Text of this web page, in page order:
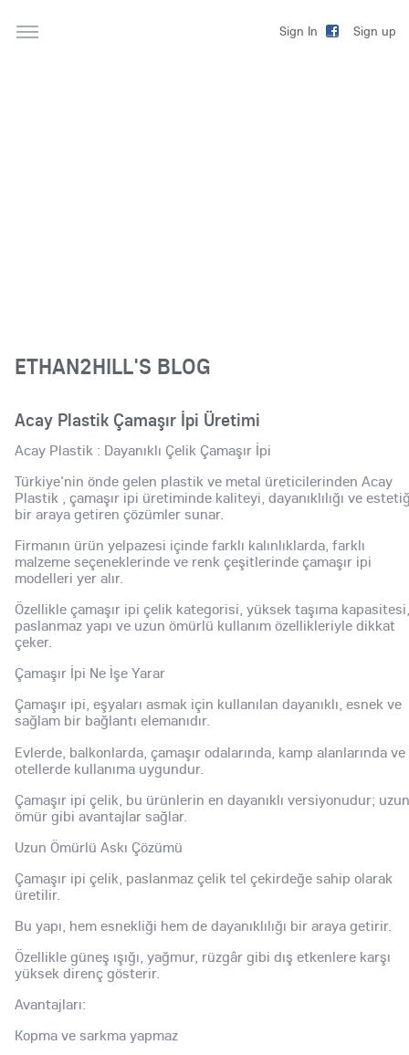
Sign In Sign up
ETHAN2HILL'S BLOG
Acay Plastik Çamaşır İpi Üretimi
Acay Plastik : Dayanıklı Çelik Çamaşır İpi
Türkiye'nin önde gelen plastik ve metal üreticilerinden Acay
Plastik , çamaşır ipi üretiminde kaliteyi, dayanıklılığı ve
bir araya getiren çözümler sunar.
Firmanın ürün yelpazesi içinde farklı kalınlıklarda, farklı
malzeme seçeneklerinde ve renk çeşitlerinde çamaşır ipi
modelleri yer alır.
Özellikle çamaşır ipi çelik kategorisi, yüksek taşıma kapasitesi,
paslanmaz yapı ve uzun ömürlü kullanım özellikleriyle dikkat
çeker.
Çamaşır İpi Ne İşe Yarar
Çamaşır ipi, eşyaları asmak için kullanılan dayanıklı, esnek ve
sağlam bir bağlantı elemanıdır.
Evlerde, balkonlarda, çamaşır odalarında, kamp alanlarında ve
otellerde kullanıma uygundur.
Çamaşır ipi çelik, bu ürünlerin en dayanıklı versiyonudur; uzun
ömür gibi avantajlar sağlar.
Uzun Ömürlü Askı Çözümü
Çamaşır ipi çelik, paslanmaz çelik tel çekirdeğe sahip olarak
üretilir.
Bu yapı, hem esnekliği hem de dayanıklılığı bir araya getirir.
Özellikle güneş ışığı, yağmur, rüzgâr gibi dış etkenlere karşı
yüksek direnç gösterir.
Avantajları:
Kopma ve sarkma yapmaz